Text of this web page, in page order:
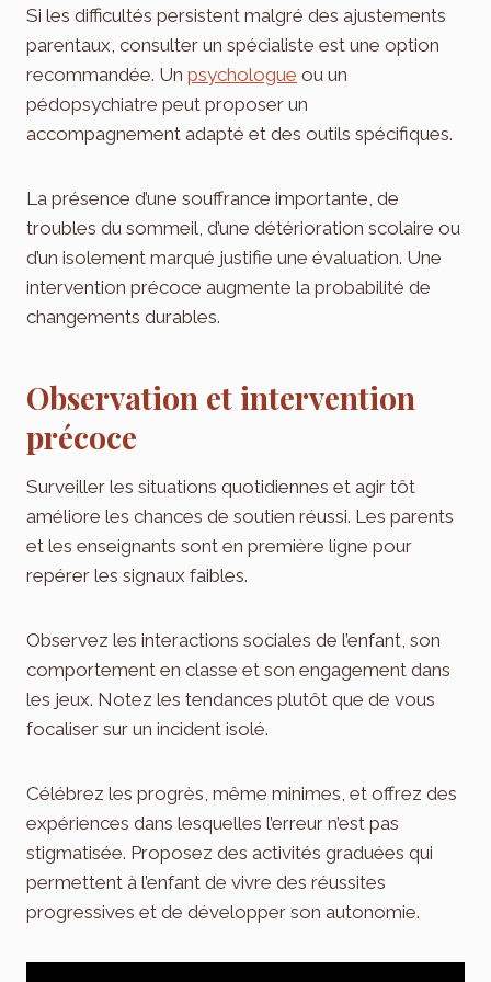
Si les difficultés persistent malgré des ajustements
parentaux, consulter un spécialiste est une option
recommandée. Un psychologue ou un
pédopsychiatre peut proposer un
accompagnement adapté et des outils spécifiques.
La présence d’une souffrance importante, de
troubles du sommeil, d’une détérioration scolaire ou
d’un isolement marqué justifie une évaluation. Une
intervention précoce augmente la probabilité de
changements durables.
Observation et intervention
précoce
Surveiller les situations quotidiennes et agir tôt
améliore les chances de soutien réussi. Les parents
et les enseignants sont en première ligne pour
repérer les signaux faibles.
Observez les interactions sociales de l’enfant, son
comportement en classe et son engagement dans
les jeux. Notez les tendances plutôt que de vous
focaliser sur un incident isolé.
Célébrez les progrès, même minimes, et offrez des
expériences dans lesquelles l’erreur n’est pas
stigmatisée. Proposez des activités graduées qui
permettent à l’enfant de vivre des réussites
progressives et de développer son autonomie.